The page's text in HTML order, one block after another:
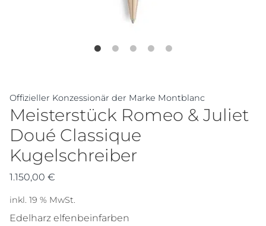
Offizieller Konzessionär der Marke Montblanc
Meisterstück Romeo & Juliet
Doué Classique
Kugelschreiber
1.150,00 €
inkl. 19 % MwSt.
Edelharz elfenbeinfarben